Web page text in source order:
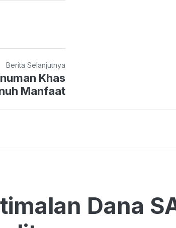
Berita Selanjutnya
Khas
Manfaat
Dana